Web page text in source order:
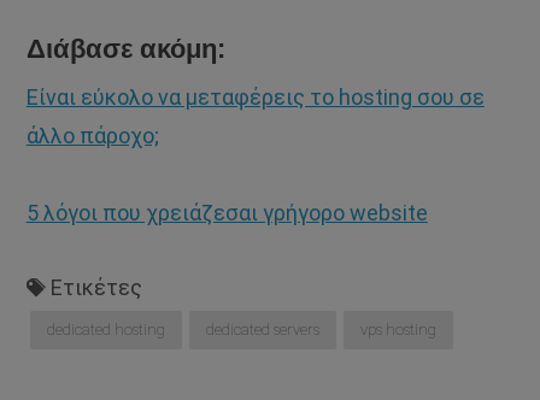
Διάβασε ακόμη:
Είναι εύκολο να μεταφέρεις το hosting σου σε
άλλο πάροχο;
5 λόγοι που χρειάζεσαι γρήγορο website
Ετικέτες
dedicated hosting dedicated servers vps hosting